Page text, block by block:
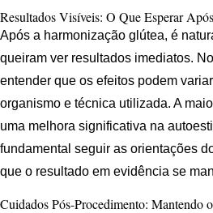
Resultados Visíveis: O Que Esperar
Após a harmonização glútea, é
queiram ver resultados imediatos.
entender que os efeitos podem
organismo e técnica utilizada. A
uma melhora significativa na
fundamental seguir as orientações
que o resultado em evidência se
Cuidados Pós-Procedimento: Mantendo